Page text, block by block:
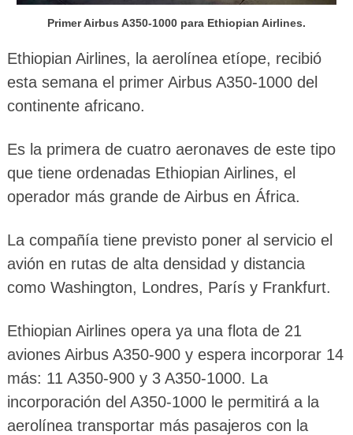
Primer Airbus A350-1000 para Ethiopian Airlines.
Ethiopian Airlines, la aerolínea etíope, recibió
esta semana el primer Airbus A350-1000 del
continente africano.
Es la primera de cuatro aeronaves de este tipo
que tiene ordenadas Ethiopian Airlines, el
operador más grande de Airbus en África.
La compañía tiene previsto poner al servicio el
avión en rutas de alta densidad y distancia
como Washington, Londres, París y Frankfurt.
Ethiopian Airlines opera ya una flota de 21
aviones Airbus A350-900 y espera incorporar 14
más: 11 A350-900 y 3 A350-1000. La
incorporación del A350-1000 le permitirá a la
aerolínea transportar más pasajeros con la